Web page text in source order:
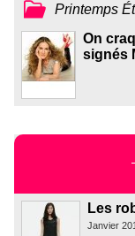
Printemps
On
signés
Les
Janvier